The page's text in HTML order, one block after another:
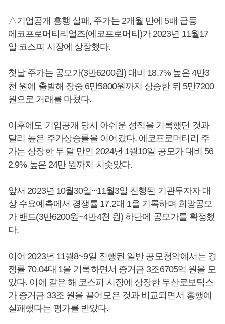
△기업공개 흥행 실패, 주가는 2개월 만에 5배 급등
에코프로머티리얼즈(에코프로머티)가 2023년 11월17
일 코스피 시장에 상장했다.
첫날 주가는 공모가(3만6200원) 대비 18.7% 높은 4만3
천 원에 출발해 장중 6만5800원까지 상승한 뒤 5만7200
원으로 거래를 마쳤다.
이후에도 기업공개 당시 아쉬운 성적을 기록했던 것과
달리 높은 주가상승률을 이어갔다. 에코프로머티리 주
가는 상장한 두 달 만인 2024년 1월10일 공모가 대비 56
2.9% 높은 24만 원까지 치솟았다.
앞서 2023년 10월30일~11월3일 진행된 기관투자자 대
상 수요예측에서 경쟁률 17.2대 1을 기록하며 희망공모
가 밴드(3만6200원~4만4천 원) 하단에 공모가를 확정했
다.
이어 2023년 11월8~9일 진행된 일반 공모청약에서는 경
쟁률 70.04대 1을 기록하면서 증거금 3조6705억 원을 모
았다. 이에 같은 해 코스피 시장에 상장한 두산로보틱스
가 증거금 33조 원을 끌어모은 것과 비교되면서 흥행에
실패했다는 평가를 받았다.